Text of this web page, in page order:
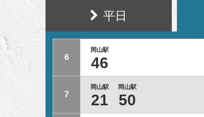
平日
6
岡山駅
46
7
岡山駅
21
岡山駅
50